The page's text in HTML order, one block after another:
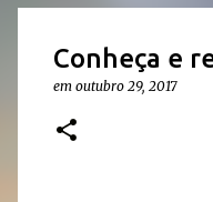
Conheça e
em outubro 29, 2017